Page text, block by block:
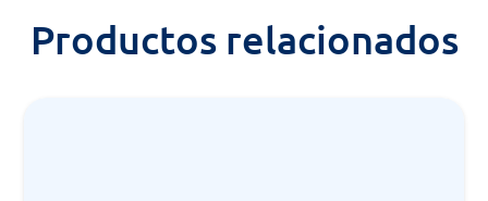
Productos relacionados